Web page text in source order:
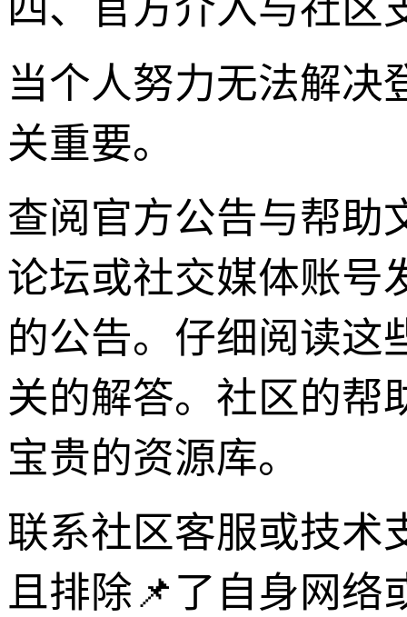
四、官方介入与社区
当个人努力无法解决
关重要。
查阅官方公告与帮助
论坛或社交媒体账号
的公告。仔细阅读这
关的解答。社区的帮
宝贵的资源库。
联系社区客服或技术
且排除📌了自身网络